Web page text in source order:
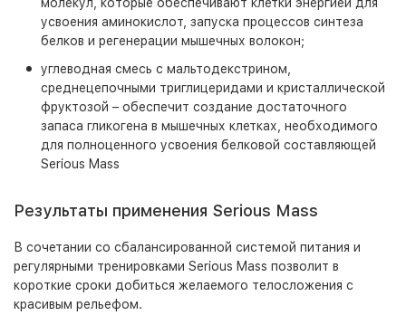
усвоения аминокислот, запуска процессов синтеза
белков и регенерации мышечных волокон;
углеводная смесь с мальтодекстрином,
среднецепочными триглицеридами и кристаллической
фруктозой – обеспечит создание достаточного
запаса гликогена в мышечных клетках, необходимого
для полноценного усвоения белковой составляющей
Serious Mass
Результаты применения Serious Mass
В сочетании со сбалансированной системой питания и
регулярными тренировками Serious Mass позволит в
короткие сроки добиться желаемого телосложения с
красивым рельефом.